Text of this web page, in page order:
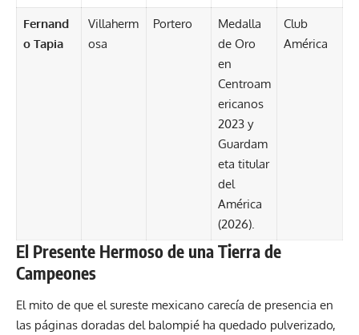
Fernand
o Tapia
Villaherm
osa
Portero
Medalla
de Oro
en
Centroam
ericanos
2023 y
Guardam
eta titular
del
América
(2026).
Club
América
El Presente Hermoso de una Tierra de
Campeones
El mito de que el sureste mexicano carecía de presencia en
las páginas doradas del balompié ha quedado pulverizado,